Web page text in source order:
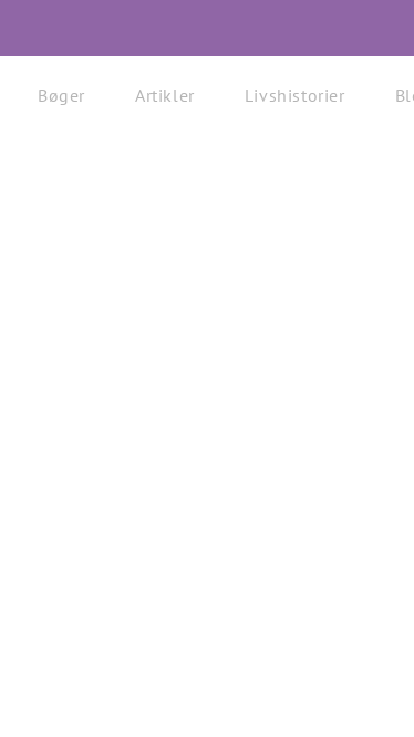
Bøger Artikler Livshistorier